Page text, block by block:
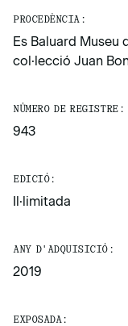
PROCEDÈNCIA:
Es Baluard
col·lecció Juan
NÚMERO DE REGISTRE:
943
EDICIÓ:
Il·limitada
ANY D'ADQUISICIÓ:
2019
EXPOSADA: